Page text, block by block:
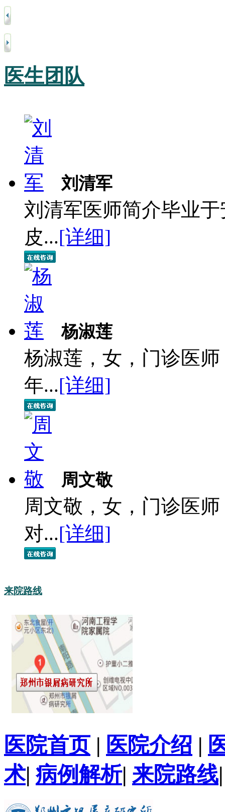
医生团队
刘清军
刘清军医师简介毕业
皮...[详细]
杨淑莲
杨淑莲，女，门诊医
年...[详细]
周文敬
周文敬，女，门诊医
对...[详细]
来院路线
医院首页| 医院介绍 |
术| 病例解析| 来院路线